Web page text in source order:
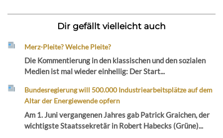
Dir gefällt vielleicht auch
Merz-Pleite? Welche Pleite?
Die Kommentierung in den klassischen und den sozialen
Medien ist mal wieder einhellig: Der Start...
Bundesregierung will 500.000 Industriearbeitsplätze auf dem
Altar der Energiewende opfern
Am 1. Juni vergangenen Jahres gab Patrick Graichen, der
wichtigste Staatssekretär in Robert Habecks (Grüne)...